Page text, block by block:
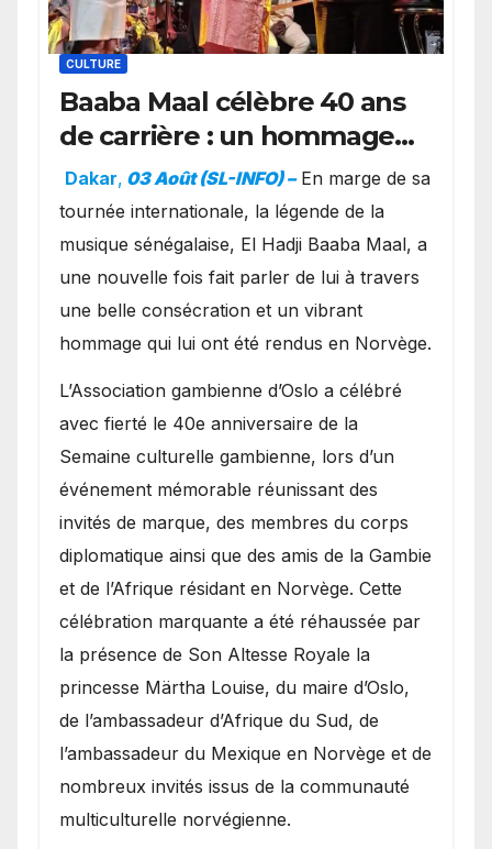
CULTURE
Baaba Maal célèbre 40 ans
de carrière : un hommage
exceptionnel à Oslo en
présence de la famille
royale.
Dakar, 03 Août (SL-INFO) – ​En marge de sa
tournée internationale, la légende de la
musique sénégalaise, El Hadji Baaba Maal, a
une nouvelle fois fait parler de lui à travers
une belle consécration et un vibrant
hommage qui lui ont été rendus en Norvège.
​L’Association gambienne d’Oslo a célébré
avec fierté le 40e anniversaire de la
Semaine culturelle gambienne, lors d’un
événement mémorable réunissant des
invités de marque, des membres du corps
diplomatique ainsi que des amis de la Gambie
et de l’Afrique résidant en Norvège. Cette
célébration marquante a été réhaussée par
la présence de Son Altesse Royale la
princesse Märtha Louise, du maire d’Oslo,
de l’ambassadeur d’Afrique du Sud, de
l’ambassadeur du Mexique en Norvège et de
nombreux invités issus de la communauté
multiculturelle norvégienne.